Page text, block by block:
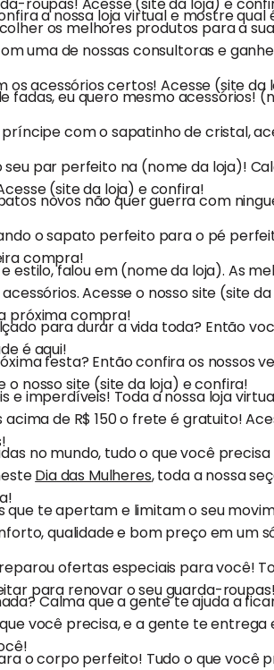
a nossa loja virtual e mostre qual
os melhores produtos para a
uma de nossas consultoras e
os acessórios certos! Acesse (site
fadas, eu quero mesmo acessórios!
com o sapatinho de cristal,
par perfeito na (nome da loja)!
(site da loja) e confira!
novos não quer guerra com
o sapato perfeito para o pé
compra!
estilo, falou em (nome da loja). As
Acesse o nosso site (site
próxima compra!
para durar a vida toda? Então
é aqui!
festa? Então confira os nossos
o nosso site (site da loja) e confira!
e imperdíveis! Toda a nossa loja
acima de R$ 150 o frete é gratuito!
no mundo, tudo o que você
Dia das Mulheres, toda a nossa
que te apertam e limitam o seu
qualidade e bom preço em um
ofertas especiais para você!
para renovar o seu guarda-roupas!
Calma que a gente te ajuda a
você precisa, e a gente te
o corpo perfeito! Tudo o que você